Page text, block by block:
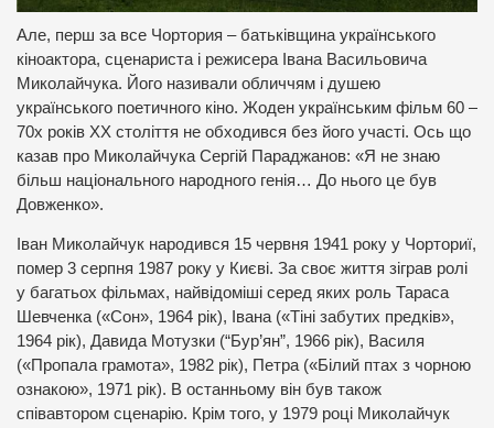
Але, перш за все Чортория – батьківщина українського
кіноактора, сценариста і режисера Івана Васильовича
Миколайчука. Його називали обличчям і душею
українського поетичного кіно. Жоден українським фільм 60 –
70х років ХХ століття не обходився без його участі. Ось що
казав про Миколайчука Сергій Параджанов: «Я не знаю
більш національного народного генія… До нього це був
Довженко».
Іван Миколайчук народився 15 червня 1941 року у Чорториї,
помер 3 серпня 1987 року у Києві. За своє життя зіграв ролі
у багатьох фільмах, найвідоміші серед яких роль Тараса
Шевченка («Сон», 1964 рік), Івана («Тіні забутих предків»,
1964 рік), Давида Мотузки (“Бур’ян”, 1966 рік), Василя
(«Пропала грамота», 1982 рік), Петра («Білий птах з чорною
ознакою», 1971 рік). В останньому він був також
співавтором сценарію. Крім того, у 1979 році Миколайчук